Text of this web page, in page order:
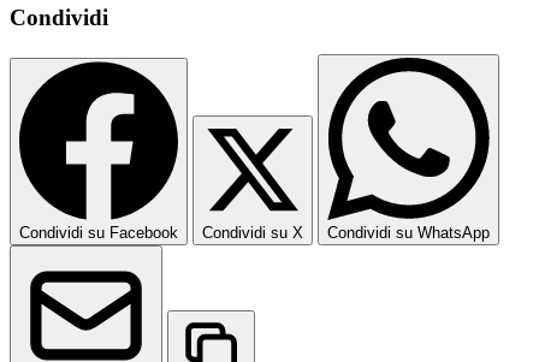
Condividi
Condividi su Facebook Condividi su X Condividi su WhatsApp